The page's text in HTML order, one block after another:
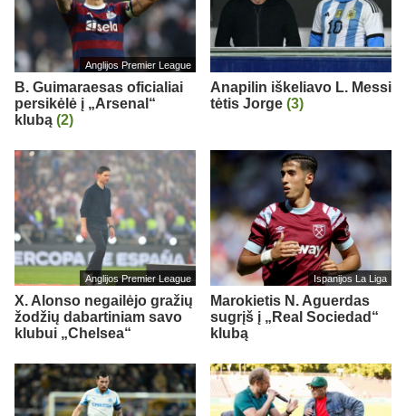
Anglijos Premier League
B. Guimaraesas oficialiai
persikėlė į „Arsenal“
klubą (2)
Anapilin iškeliavo L. Messi
tėtis Jorge (3)
Anglijos Premier League
X. Alonso negailėjo gražių
žodžių dabartiniam savo
klubui „Chelsea“
Ispanijos La Liga
Marokietis N. Aguerdas
sugrįš į „Real Sociedad“
klubą